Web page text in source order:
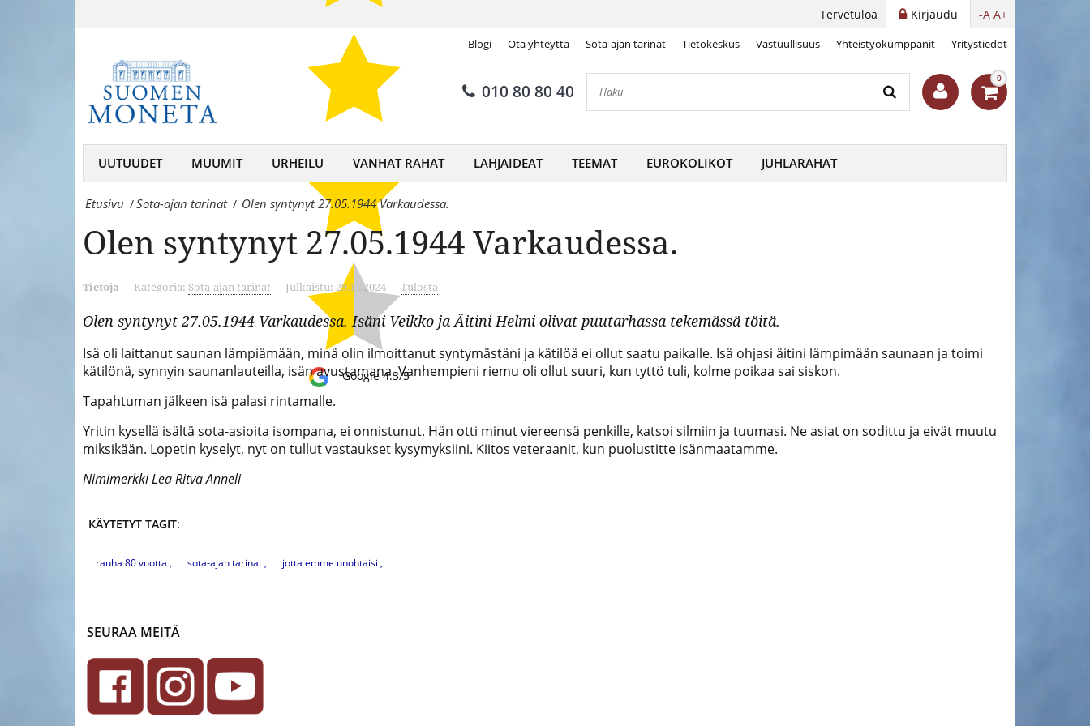
27.05.1944
Varkaudessa.
Suomen
MonetaSuomen
Moneta
–
kumppani,
rahojen
ja
mitaleiden
asiantuntija
-A A+
Kirjaudu
Tervetuloa
Blogi Ota yhteyttä Sota-ajan tarinat Tietokeskus Vastuullisuus Yhteistyökumppanit Yritystiedot
Google 4.3/5
010 80 80 40
0
UUTUUDET MUUMIT URHEILU VANHAT RAHAT LAHJAIDEAT TEEMAT EUROKOLIKOT JUHLARAHAT
Etusivu /Sota-ajan tarinat / Olen syntynyt 27.05.1944 Varkaudessa.
Olen syntynyt 27.05.1944 Varkaudessa.
Tietoja Kategoria: Sota-ajan tarinat Julkaistu: 29.11.2024 Tulosta
Olen syntynyt 27.05.1944 Varkaudessa. Isäni Veikko ja Äitini Helmi olivat puutarhassa tekemässä töitä.
Isä oli laittanut saunan lämpiämään, minä olin ilmoittanut syntymästäni ja kätilöä ei ollut saatu paikalle. Isä ohjasi äitini lämpimään saunaan ja toimi
kätilönä, synnyin saunanlauteilla, isän avustamana. Vanhempieni riemu oli ollut suuri, kun tyttö tuli, kolme poikaa sai siskon.
Tapahtuman jälkeen isä palasi rintamalle.
Yritin kysellä isältä sota-asioita isompana, ei onnistunut. Hän otti minut viereensä penkille, katsoi silmiin ja tuumasi. Ne asiat on sodittu ja eivät muutu
miksikään. Lopetin kyselyt, nyt on tullut vastaukset kysymyksiini. Kiitos veteraanit, kun puolustitte isänmaatamme.
Nimimerkki Lea Ritva Anneli
KÄYTETYT TAGIT:
rauha 80 vuotta sota-ajan tarinat jotta emme unohtaisi
SEURAA MEITÄ
keräilijän
rahojen
asiantuntija